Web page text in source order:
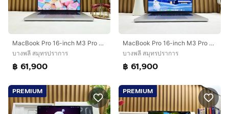
MacBook Pro 16-inch M3 Pro 2023 Ram36GB SSD512GB Sliver
บางพลี สมุทรปราการ
฿ 61,900
MacBook Pro 16-inch M3 Pro 2023 Ram36GB SSD512GB Sliver
บางพลี สมุทรปราการ
฿ 61,900
PREMIUM PREMIUM